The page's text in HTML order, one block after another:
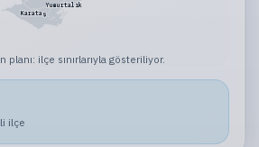
Karataş
Yumurtalık
planı: ilçe sınırlarıyla gösteriliyor.
ilçe